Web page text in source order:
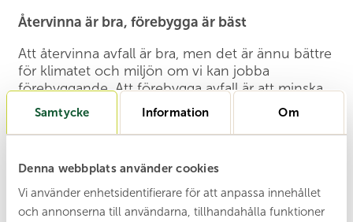
Samtycke Information Om
Denna webbplats använder cookies
Vi använder enhetsidentifierare för att anpassa innehållet
och annonserna till användarna, tillhandahålla funktioner
Återvinna är bra, förebygga är bäst
Att återvinna avfall är bra, men det är ännu bättre
för klimatet och miljön om vi kan jobba
förebyggande. Att förebygga avfall är att minska
mängden avfall och avfallets farlighet. Det är
något du gör innan en produkt blir avfall. Det
förebyggande arbetet handlar alltså inte om
exempel inköp, lagring och användning för att
förhindra att produkter blir avfall överhuvudtaget.